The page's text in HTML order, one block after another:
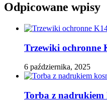
Odpicowane wpisy
Trzewiki ochronne
6 października, 2025
Torba z nadrukiem